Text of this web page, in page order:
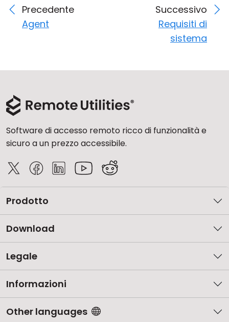
Precedente
Agent
Successivo
Requisiti di
sistema
Software di accesso remoto ricco di funzionalità e
sicuro a un prezzo accessibile.
Prodotto
Download
Legale
Informazioni
Other languages